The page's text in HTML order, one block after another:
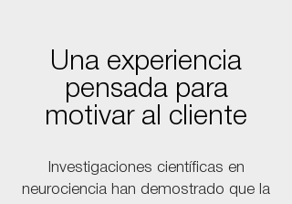
Una experiencia
pensada para
motivar al cliente
Investigaciones científicas en
neurociencia han demostrado que la